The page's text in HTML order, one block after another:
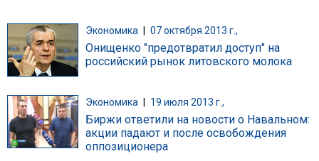
Экономика 07 октября 2013 г.,
Онищенко "предотвратил доступ" на
российский рынок литовского молока
Экономика | 19 июля 2013 г.,
Биржи ответили на новости о Навальном:
акции падают и после освобождения
оппозиционера